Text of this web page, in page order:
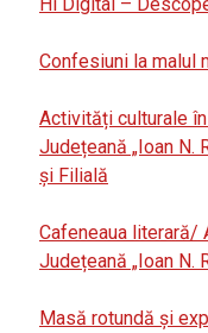
Confesiuni la malul
Activități culturale
Județeană „Ioan N.
și Filială
Cafeneaua literară/
Județeană „Ioan N.
Masă rotundă și